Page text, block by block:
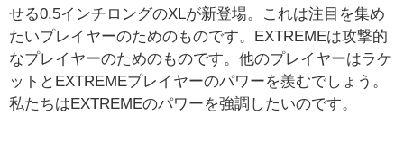
せる0.5インチロングのXLが新登場。これは注目を集め
たいプレイヤーのためのものです。EXTREMEは攻撃的
なプレイヤーのためのものです。他のプレイヤーはラケ
ットとEXTREMEプレイヤーのパワーを羨むでしょう。
私たちはEXTREMEのパワーを強調したいのです。